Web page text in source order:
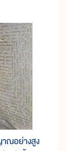
ณอย่างสูง